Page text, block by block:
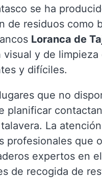
se ha
de residuos como
Loranca de
y de
y difíciles.
que no
planificar
La
profesionales que
expertos en
de recogida de